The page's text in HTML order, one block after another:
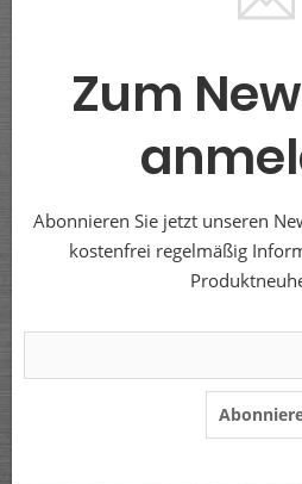
Zum
Abonnieren Sie jetzt unseren
kostenfrei regelmäßig